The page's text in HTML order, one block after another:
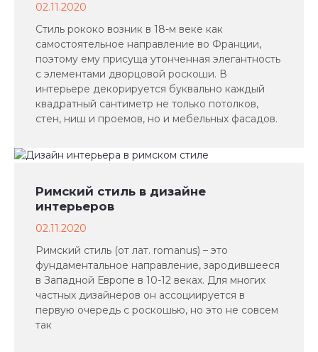
02.11.2020
Стиль рококо возник в 18-м веке как
самостоятельное направление во Франции,
поэтому ему присуща утонченная элегантность
с элементами дворцовой роскоши. В
интерьере декорируется буквально каждый
квадратный сантиметр не только потолков,
стен, ниш и проемов, но и мебельных фасадов.
Римский стиль в дизайне
интерьеров
02.11.2020
Римский стиль (от лат. romanus) – это
фундаментальное направление, зародившееся
в Западной Европе в 10-12 веках. Для многих
частных дизайнеров он ассоциируется в
первую очередь с роскошью, но это не совсем
так